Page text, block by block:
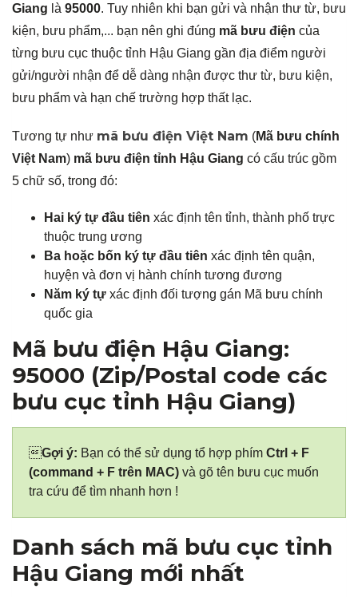
Giang là 95000. Tuy nhiên khi bạn gửi và nhận thư từ, bưu
kiện, bưu phẩm,... bạn nên ghi đúng mã bưu điện của
từng bưu cục thuộc tỉnh Hậu Giang gần địa điểm người
gửi/người nhận để dễ dàng nhận được thư từ, bưu kiện,
bưu phẩm và hạn chế trường hợp thất lạc.
Tương tự như mã bưu điện Việt Nam (Mã bưu chính
Việt Nam) mã bưu điện tỉnh Hậu Giang có cấu trúc gồm
5 chữ số, trong đó:
Hai ký tự đầu tiên xác định tên tỉnh, thành phố trực
thuộc trung ương
Ba hoặc bốn ký tự đầu tiên xác định tên quận,
huyện và đơn vị hành chính tương đương
Năm ký tự xác định đối tượng gán Mã bưu chính
quốc gia
Mã bưu điện Hậu Giang:
95000 (Zip/Postal code các
bưu cục tỉnh Hậu Giang)
Gợi ý: Bạn có thể sử dụng tổ hợp phím Ctrl + F
(command + F trên MAC) và gõ tên bưu cục muốn
tra cứu để tìm nhanh hơn !
Danh sách mã bưu cục tỉnh
Hậu Giang mới nhất